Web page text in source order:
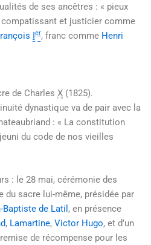
de ses ancêtres : « pieux
compatissant et justicier comme
Ier, franc comme Henri
de Charles X (1825).
dynastique va de pair avec la
: « La constitution
du code de nos vieilles
: le 28 mai, cérémonie des
du sacre lui-même, présidée par
Baptiste de Latil , en présence
, Lamartine, Victor Hugo, et d’un
de récompense pour les